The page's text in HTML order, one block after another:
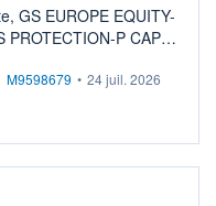
GS EUROPE EQUITY-
PROTECTION-P CAP
...
M9598679 • 24 juil. 2026